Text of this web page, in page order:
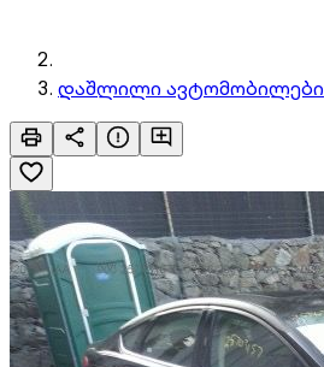
დაშლილი ავტომობილები